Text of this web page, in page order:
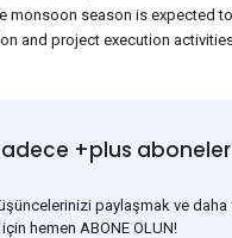
monsoon season is expected
and project execution
projects is expected to
seasonal disruptions
+plus aboneler
paylaşmak ve daha
hemen ABONE OLUN!